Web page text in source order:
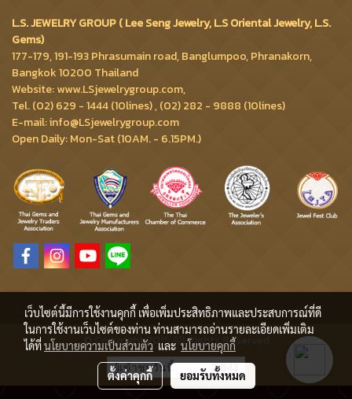
L.S. JEWELRY GROUP ( Lee Seng Jewelry, L.S Oriental Jewelry, L.S.
Gems)
177-179, 191-193 Phrasumain road, Banglumpoo, Phranakorn,
Bangkok 10200 Thailand
Website: www.LSjewelrygroup.com,
Tel. (02) 629 - 1444 (10lines) , (02) 282 - 9888 (10lines)
E-mail: info@LSjewelrygroup.com
Open Daily: Mon-Sat (10AM. - 6.15PM.)
© Copyright 2015 All Rights Reserved
ผู้เข้าชมวันนี้ 2,041
เว็บไซต์นี้มีการใช้งานคุกกี้ เพื่อเพิ่มประสิทธิภาพและประสบการณ์ที่ดี
ในการใช้งานเว็บไซต์ของท่าน ท่านสามารถอ่านรายละเอียดเพิ่มเติม
ได้ที่นโยบายความเป็นส่วนตัว และ นโยบายคุกกี้
ตั้งค่าคุกกี้ ยอมรับทั้งหมด